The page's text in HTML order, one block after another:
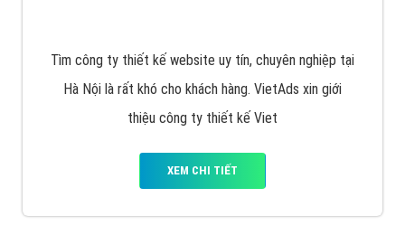
Tìm công ty thiết kế website uy tín, chuyên nghiệp tại
Hà Nội là rất khó cho khách hàng. VietAds xin giới
thiệu công ty thiết kế Viet
XEM CHI TIẾT